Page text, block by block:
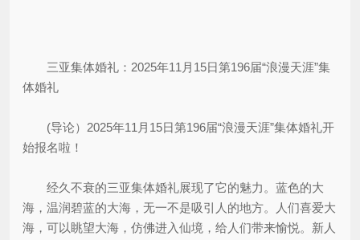
三亚集体婚礼：2025年11月15日第196届“浪漫天涯”集
体婚礼
(导论）2025年11月15日第196届“浪漫天涯”集体婚礼开
始报名啦！
经久不衰的三亚集体婚礼展现了它的魅力。蓝色的大
海，温润碧蓝的大海，无一不是吸引人的地方。人们喜爱大
海，可以眺望大海，仿佛进入仙境，给人们带来愉悦。新人